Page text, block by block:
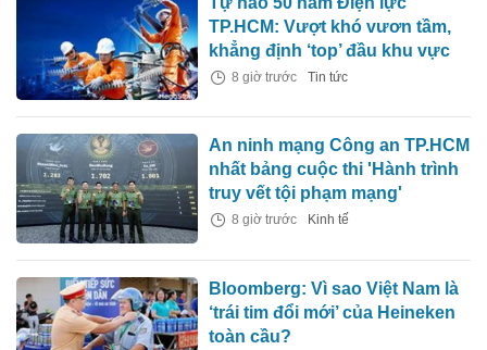
TP.HCM: Vượt khó vươn tầm,
khẳng định ‘top’ đầu khu vực
8 giờ trước Tin tức
An ninh mạng Công an TP.HCM
nhất bảng cuộc thi 'Hành trình
truy vết tội phạm mạng'
8 giờ trước Kinh tế
Bloomberg: Vì sao Việt Nam là
‘trái tim đổi mới’ của Heineken
toàn cầu?